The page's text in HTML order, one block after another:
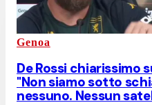
Genoa
De Rossi chiarissimo
"Non siamo sotto
nessuno. Nessun